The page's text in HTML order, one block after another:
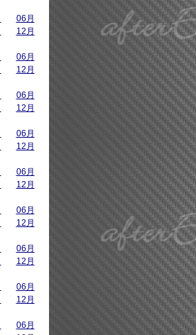
06月
12月
06月
12月
06月
12月
06月
12月
06月
12月
06月
12月
06月
12月
06月
12月
06月